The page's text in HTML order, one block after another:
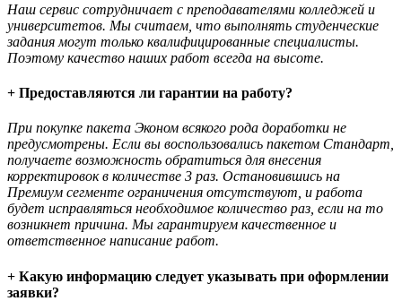
Наш сервис сотрудничает с преподавателями колледжей и
университетов. Мы считаем, что выполнять студенческие
задания могут только квалифицированные специалисты.
Поэтому качество наших работ всегда на высоте.
+ Предоставляются ли гарантии на работу?
При покупке пакета Эконом всякого рода доработки не
предусмотрены. Если вы воспользовались пакетом Стандарт,
получаете возможность обратиться для внесения
корректировок в количестве 3 раз. Остановившись на
Премиум сегменте ограничения отсутствуют, и работа
будет исправляться необходимое количество раз, если на то
возникнет причина. Мы гарантируем качественное и
ответственное написание работ.
+ Какую информацию следует указывать при оформлении
заявки?